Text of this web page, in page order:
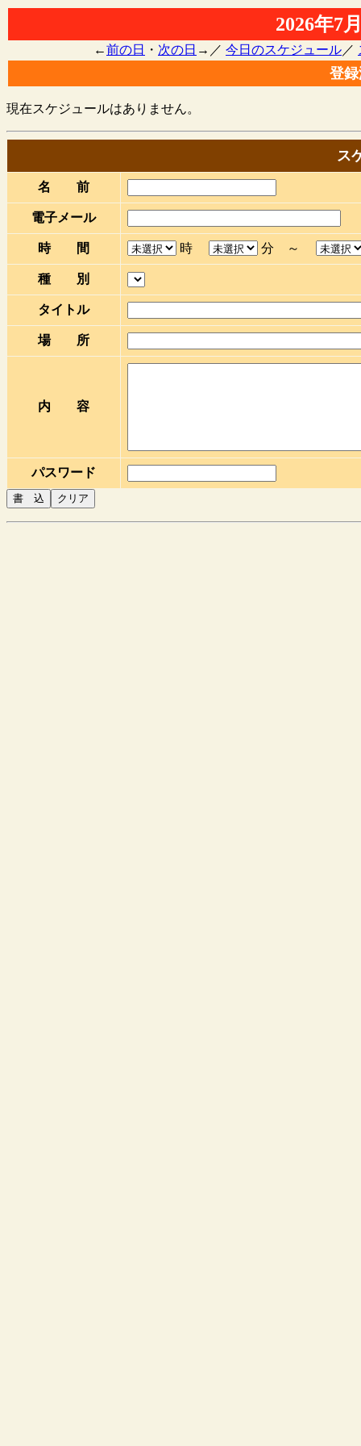
2026年7
←前の日 ・ 次の日 →／ 今日のスケジュール／
登
現在スケジュールはありません。
ス
名 前
電子メール
時 間 時 分 ～
種 別
タイトル
場 所
内 容
パスワード